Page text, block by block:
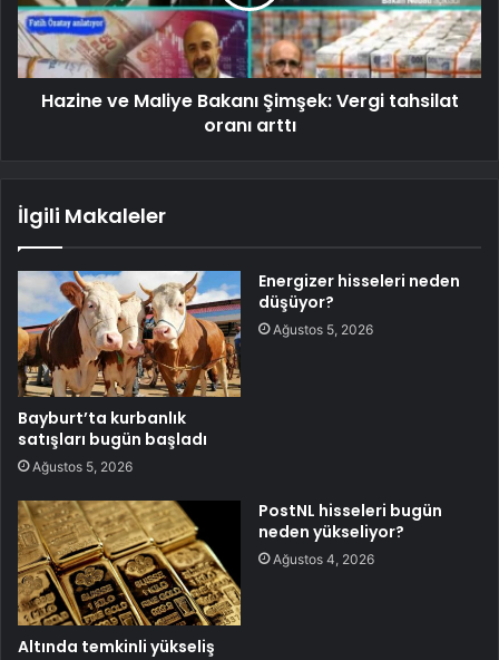
Hazine ve Maliye Bakanı Şimşek: Vergi tahsilat
oranı arttı
İlgili Makaleler
Bayburt’ta kurbanlık
satışları bugün başladı
Ağustos 5, 2026
Energizer hisseleri neden
düşüyor?
Ağustos 5, 2026
Altında temkinli yükseliş
PostNL hisseleri bugün
neden yükseliyor?
Ağustos 4, 2026